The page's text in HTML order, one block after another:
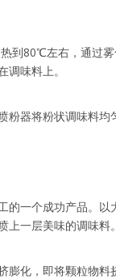
到80℃左右，通过
味料上。
器将粉状调味料
的一个成功产品。
一层美味的调味料
膨化，即将颗粒物